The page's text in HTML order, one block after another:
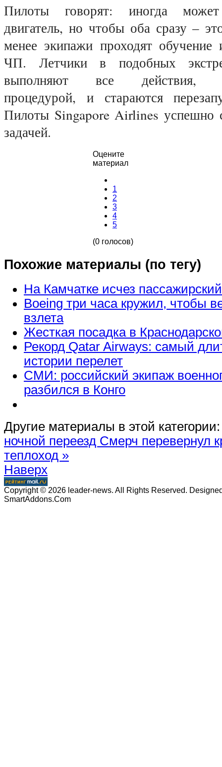
Пилоты говорят: иногда
двигатель, но чтобы оба сразу –
менее экипажи проходят
ЧП. Летчики в подобных
выполняют все действия,
процедурой, и стараются
Пилоты Singapore Airlines успешно
задачей.
Оцените
материал
1
2
3
4
5
(0 голосов)
Похожие материалы (по тегу)
На Камчатке исчез
Boeing три часа кружил, чтобы
взлета
Жесткая посадка в
Рекорд Qatar Airways: самый
истории перелет
СМИ: российский экипаж
разбился в Конго
Другие материалы в этой категории:
ночной переезд Смерч перевернул
теплоход »
Наверх
Copyright © 2026 leader-news. All Rights Reserved.
SmartAddons.Com